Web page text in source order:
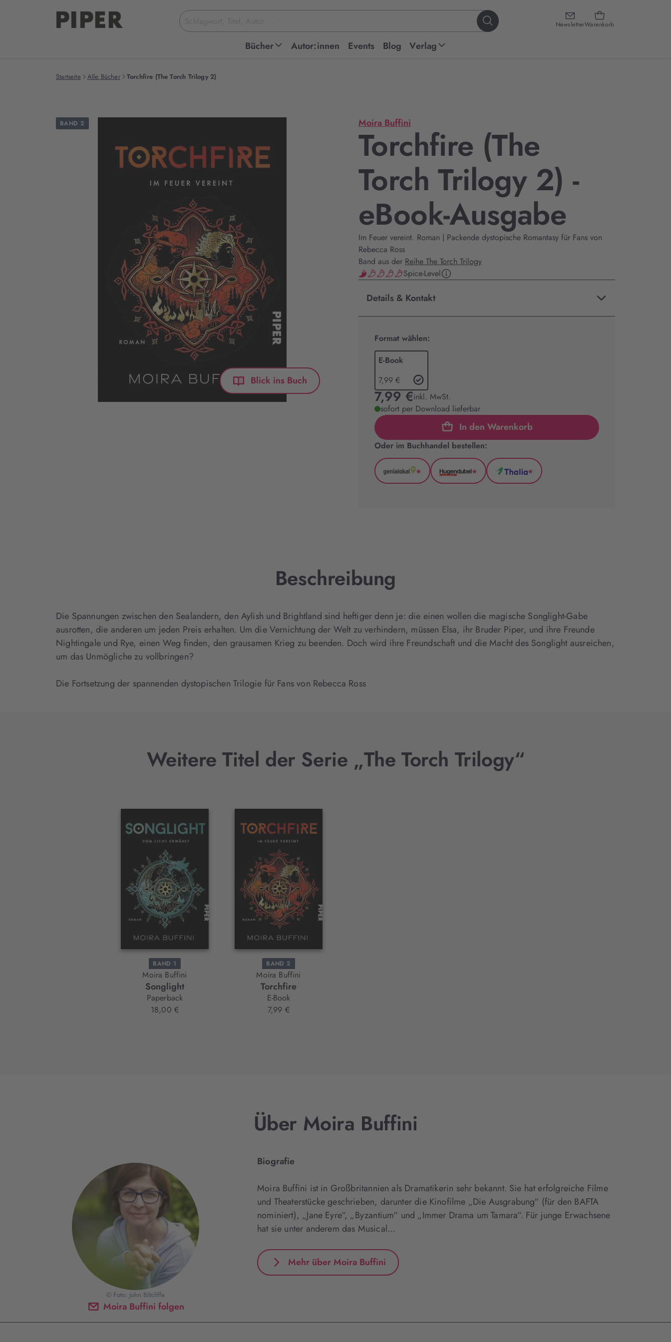
NewsletterWarenkorb
Suchbegriff
eingeben
Bücher Autor:innen Events Blog Verlag
Startseite Alle Bücher Torchfire (The Torch Trilogy 2)
BAND 2
Blick ins Buch
Moira Buffini
Torchfire (The
Torch Trilogy 2) -
eBook-Ausgabe
Im Feuer vereint. Roman | Packende dystopische Romantasy für Fans von
Rebecca Ross
Band aus der Reihe The Torch Trilogy
Spice-Level
Details & Kontakt
Format wählen:
E-Book
7,99 €
7,99 €inkl. MwSt.
sofort per Download lieferbar
In den Warenkorb
Oder im Buchhandel bestellen:
GenialLokal
*
Hugendubel
*
Thalia
*
Beschreibung
Die Spannungen zwischen den Sealandern, den Aylish und Brightland sind heftiger denn je: die einen wollen die magische Songlight-Gabe
ausrotten, die anderen um jeden Preis erhalten. Um die Vernichtung der Welt zu verhindern, müssen Elsa, ihr Bruder Piper, und ihre Freunde
Nightingale und Rye, einen Weg finden, den grausamen Krieg zu beenden. Doch wird ihre Freundschaft und die Macht des Songlight ausreichen,
um das Unmögliche zu vollbringen?
Die Fortsetzung der spannenden dystopischen Trilogie für Fans von Rebecca Ross
Weitere Titel der Serie „The Torch Trilogy“
Interaktives
Element
BAND 1
Moira Buffini
Songlight
Paperback
18,00 €
BAND 2
Moira Buffini
Torchfire
E-Book
7,99 €
Über Moira Buffini
Moira Buffini folgen
© Foto: John Biltcliffe
Biografie
Moira Buffini ist in Großbritannien als Dramatikerin sehr bekannt. Sie hat erfolgreiche Filme
und Theaterstücke geschrieben, darunter die Kinofilme „Die Ausgrabung“ (für den BAFTA
nominiert), „Jane Eyre“, „Byzantium“ und „Immer Drama um Tamara“. Für junge Erwachsene
hat sie unter anderem das Musical...
Mehr über Moira Buffini